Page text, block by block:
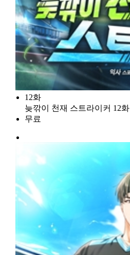
12화
늦깎이 천재 스트라이커 12화
무료